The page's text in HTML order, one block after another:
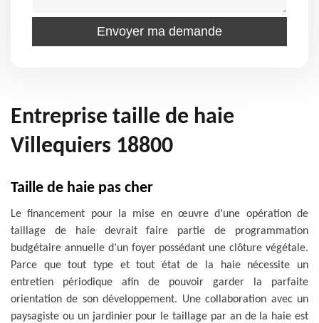
Entreprise taille de haie
Villequiers 18800
Taille de haie pas cher
Le financement pour la mise en œuvre d’une opération de
taillage de haie devrait faire partie de programmation
budgétaire annuelle d’un foyer possédant une clôture végétale.
Parce que tout type et tout état de la haie nécessite un
entretien périodique afin de pouvoir garder la parfaite
orientation de son développement. Une collaboration avec un
paysagiste ou un jardinier pour le taillage par an de la haie est